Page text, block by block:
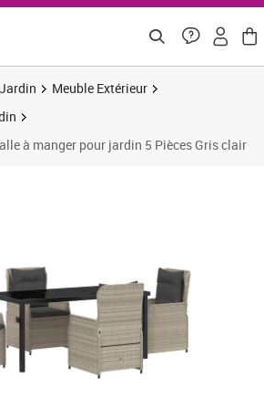
Jardin
Meuble Extérieur
à manger pour jardin 5 Pièces Gris clair